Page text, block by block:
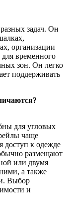
задач. Он
организации
временного
зон. Он легко
поддерживать
для угловых
чаще
доступ к одежде
размещают
или двумя
а также
Выбор
и